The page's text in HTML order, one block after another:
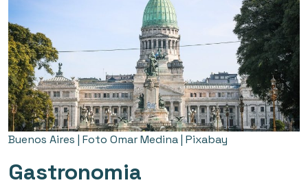
Buenos Aires | Foto Omar Medina | Pixabay
Gastronomia